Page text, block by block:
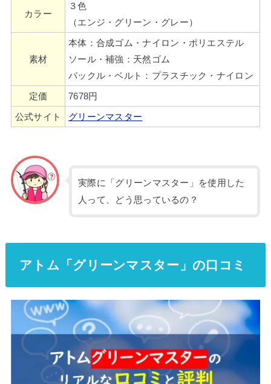
カラー
３色
（エンジ・グリーン・グレー）
素材
本体：合成ゴム・ナイロン・ポリエステル
ソール・補強：天然ゴム
バックル・ベルト：プラスチック・ナイロン
定価
7678円
公式サイト
グリーンマスター
実際に「グリーンマスター」を使用した
人って、どう思っているの？
アトム「グリーンマスター」の口コミ